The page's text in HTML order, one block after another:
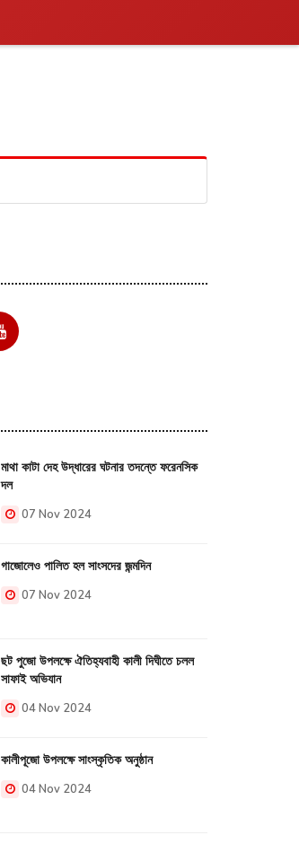
মাথা কাটা দেহ উদ্ধারের ঘটনার তদন্তে ফরেনসিক
দল
07 Nov 2024
গাজোলেও পালিত হল সাংসদের জন্মদিন
07 Nov 2024
ছট পুজো উপলক্ষে ঐতিহ্যবাহী কালী দিঘীতে চলল
সাফাই অভিযান
04 Nov 2024
কালীপূজো উপলক্ষে সাংস্কৃতিক অনুষ্ঠান
04 Nov 2024